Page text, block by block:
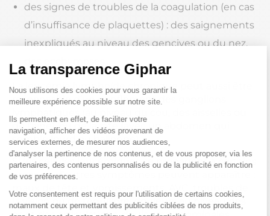
des signes de troubles de la coagulation (en cas
d’insuffisance de plaquettes) : des saignements
inexpliqués au niveau des gencives ou du nez,
La leucémie lymphoïde chronique peut aussi être
responsable d’un gonflement des ganglions
de l’aine), ou de la rate (avec un abdomen qui
semble lourd ou ballonné).
Si les cellules leucémiques se propagent à certains
organes, d’autres symptômes peuvent apparaître :
maux de tête et vomissements, AVC, troubles de
la vision ou de l’équilibre, douleurs au niveau des